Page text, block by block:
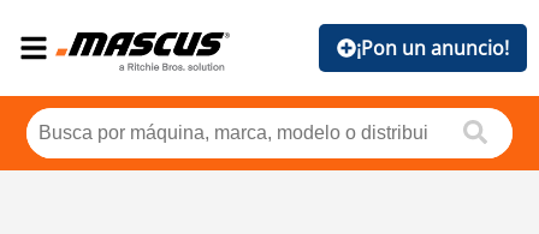
¡Pon un anuncio!